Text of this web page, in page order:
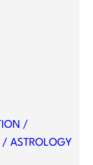
/
ASTROLOGY